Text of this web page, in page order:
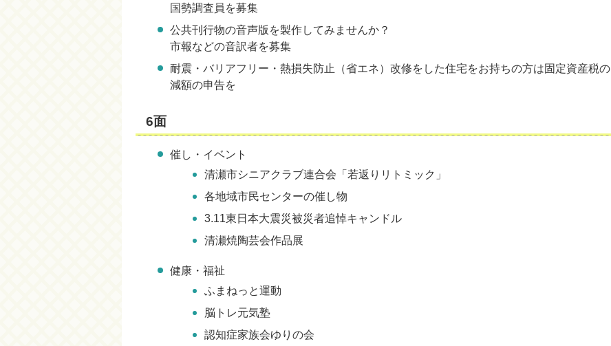
国勢調査員を募集
公共刊行物の音声版を製作してみませんか？
市報などの音訳者を募集
耐震・バリアフリー・熱損失防止（省エネ）改修をした住宅をお持ちの方は固定資産税の
減額の申告を
6面
催し・イベント
清瀬市シニアクラブ連合会「若返りリトミック」
各地域市民センターの催し物
3.11東日本大震災被災者追悼キャンドル
清瀬焼陶芸会作品展
健康・福祉
ふまねっと運動
脳トレ元気塾
認知症家族会ゆりの会